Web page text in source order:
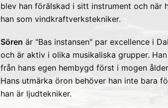
blev han förälskad i sitt instrument och när
han som vindkraftverkstekniker.
Sören är "Bas instansen" par excellence i
och är aktiv i olika musikaliska grupper.
från hans egen hembygd först i mogen
Hans utmärka öron behöver han inte bara
han är ljudtekniker.